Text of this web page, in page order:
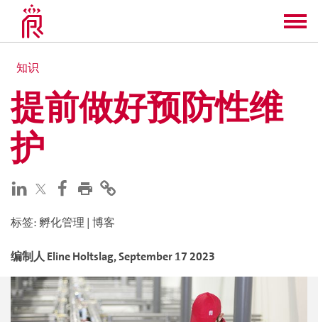
知识
提前做好预防性维
护
标签: 孵化管理 | 博客
编制人 ElineHoltslag,September 17 2023